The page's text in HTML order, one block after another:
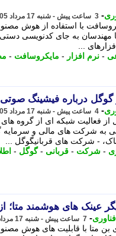
- 3 ساعت پیش - شنبه 17 مرداد 1405، 11:41
با استفاده از هوش
به جای کدنویسی دستی،
...
- نرم افزار - مایکروسافت -
درباره فیشینگ صوتی
- 4 ساعت پیش - شنبه 17 مرداد 1405، 10:56
فعالیت شبکه ای از گروه
به شرکت های مالی و سرمایه
- شرکت های قربانیگوگل ...
- شرکت - قربانی -گوگل -
عینک های هوشمند متا؛
فناوری- 7 ساعت پیش - شنبه 17 مرداد 1405، 07:50
متا با قابلیت های هوش